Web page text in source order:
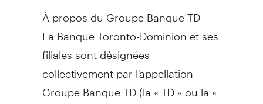
À propos du Groupe Banque TD
La Banque Toronto-Dominion et ses
filiales sont désignées
collectivement par l'appellation
Groupe Banque TD (la « TD » ou la «